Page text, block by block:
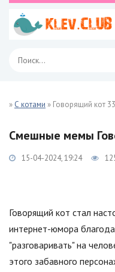
» С котами » Говорящий кот
Смешные мемы
15-04-2024, 19:24
Говорящий кот стал
интернет-юмора
"разговаривать" на
этого забавного